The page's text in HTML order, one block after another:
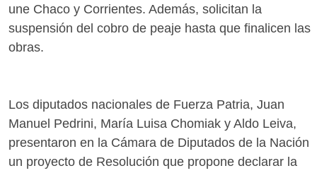
une Chaco y Corrientes. Además, solicitan la
suspensión del cobro de peaje hasta que finalicen las
obras.
Los diputados nacionales de Fuerza Patria, Juan
Manuel Pedrini, María Luisa Chomiak y Aldo Leiva,
presentaron en la Cámara de Diputados de la Nación
un proyecto de Resolución que propone declarar la